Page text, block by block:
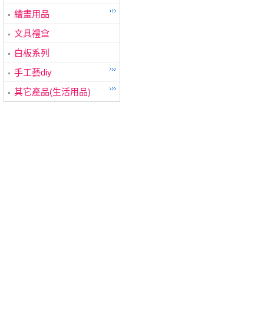
繪畫用品
文具禮盒
白板系列
手工藝diy
其它產品(生活用品)